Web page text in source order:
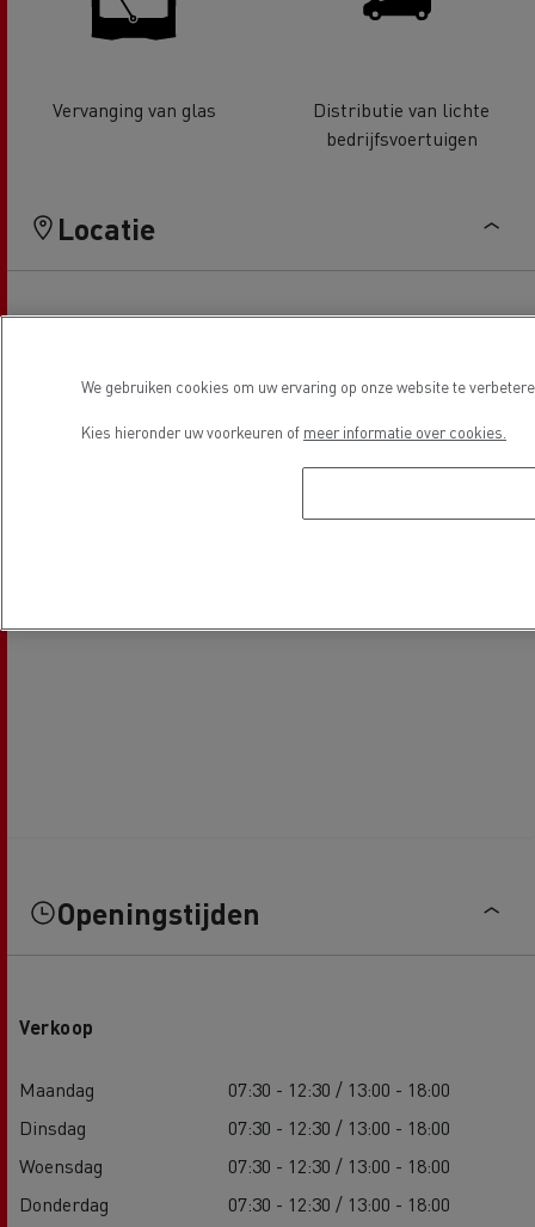
Vervanging van glas
Distributie van lichte
bedrijfsvoertuigen
Locatie
Openingstijden
Verkoop
Maandag
07:30 - 12:30 / 13:00 - 18:00
Dinsdag
07:30 - 12:30 / 13:00 - 18:00
Woensdag
07:30 - 12:30 / 13:00 - 18:00
Donderdag
07:30 - 12:30 / 13:00 - 18:00
We gebruiken cookies om uw ervaring op onze website te
Kies hieronder uw voorkeuren of meer informatie over cookies.